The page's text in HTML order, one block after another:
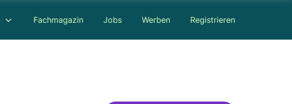
Fachmagazin Jobs Werben Registrieren